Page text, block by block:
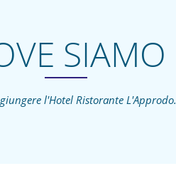
SIAMO
l'Hotel Ristorante L'Approdo.